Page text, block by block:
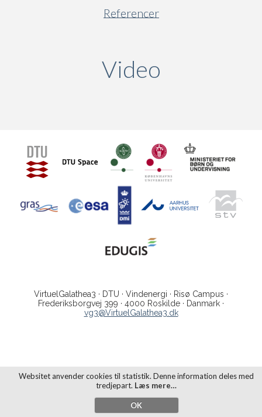
Websitet anvender cookies til statistik. Denne information deles med
tredjepart. Læs mere…
OK
Referencer
Video
VirtuelGalathea3 · DTU · Vindenergi · Risø Campus ·
Frederiksborgvej 399 · 4000 Roskilde · Danmark ·
vg3@VirtuelGalathea3.dk